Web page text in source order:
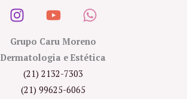
Grupo Caru Moreno
Dermatologia e Estética
(21) 2132-7303
(21) 99625-6065